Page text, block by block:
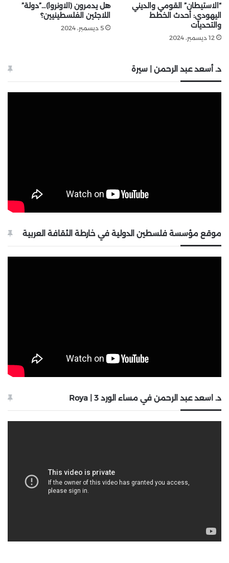
“الاستيطان” القومي والديني
اليهودي: أحدث الخطط
والتحديات
12 ديسمبر، 2024
هل يدمرون (الاونروا)…”دولة”
اللاجئين الفلسطينيين؟
5 ديسمبر، 2024
د. أسعد عبد الرحمن | سيرة
موقع مؤسسة فلسطين الدولية في خارطة الثقافة العربية
د. اسعد عبد الرحمن في مساء الورد 3 | Roya